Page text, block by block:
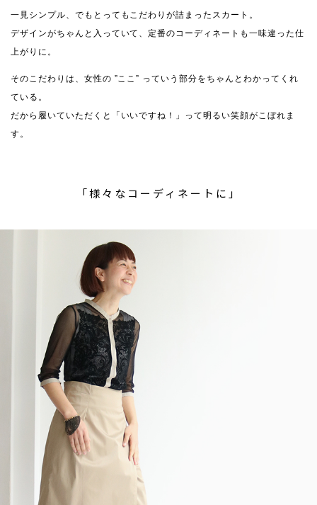
一見シンプル、でもとってもこだわりが詰まったスカート。
デザインがちゃんと入っていて、定番のコーディネートも一味違った仕
上がりに。
そのこだわりは、女性の ”ここ” っていう部分をちゃんとわかってくれ
ている。
だから履いていただくと「いいですね！」って明るい笑顔がこぼれま
す。
「様々なコーディネートに」